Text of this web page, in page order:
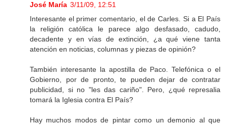
José María 3/11/09, 12:51
Interesante el primer comentario, el de Carles. Si a El País
la religión católica le parece algo desfasado, cadudo,
decadente y en vías de extinción, ¿a qué viene tanta
atención en noticias, columnas y piezas de opinión?
También interesante la apostilla de Paco. Telefónica o el
Gobierno, por de pronto, te pueden dejar de contratar
publicidad, si no "les das cariño". Pero, ¿qué represalia
tomará la Iglesia contra El País?
Hay muchos modos de pintar como un demonio al que